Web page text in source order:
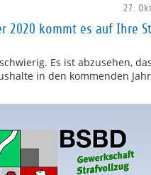
27.
2020 kommt es auf Ihre
Es ist abzusehen,
in den kommenden